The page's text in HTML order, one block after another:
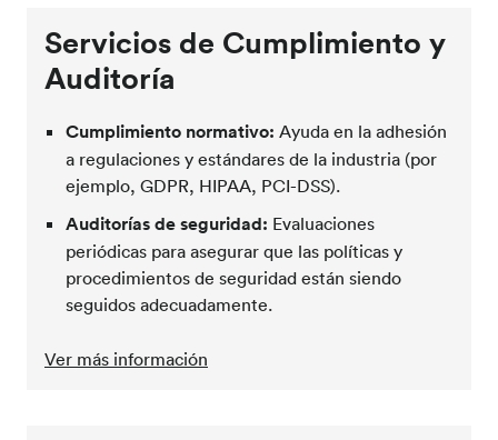
Servicios de Cumplimiento y
Auditoría
Cumplimiento normativo: Ayuda en la adhesión
a regulaciones y estándares de la industria (por
ejemplo, GDPR, HIPAA, PCI-DSS).
Auditorías de seguridad: Evaluaciones
periódicas para asegurar que las políticas y
procedimientos de seguridad están siendo
seguidos adecuadamente.
Ver más información